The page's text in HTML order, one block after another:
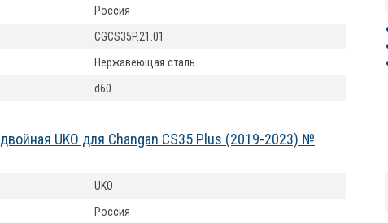
Россия
CGCS35P.21.01
Нержавеющая сталь
d60
UKO для Changan CS35 Plus (2019-2023) №
UKO
Россия